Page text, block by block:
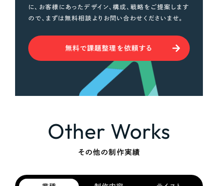
に、お客様にあったデザイン、構成、戦略をご提案します
ので、まずは無料相談よりお問い合わせくださいませ。
無料で課題整理を依頼する
Other Works
その他の制作実績